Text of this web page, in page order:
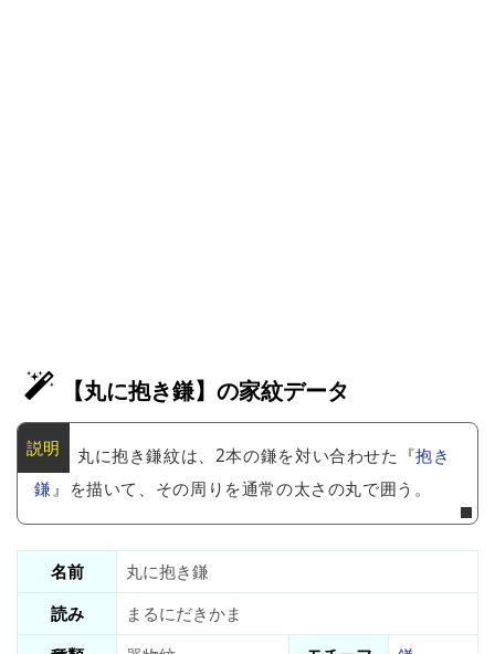
【丸に抱き鎌】の家紋データ
丸に抱き鎌紋は、2本の鎌を対い合わせた『抱き
鎌』を描いて、その周りを通常の太さの丸で囲う。
名前
丸に抱き鎌
読み
まるにだきかま